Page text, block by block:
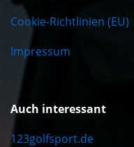
Cookie-Richtlinien (EU)
Impressum
Auch interessant
123golfsport.de